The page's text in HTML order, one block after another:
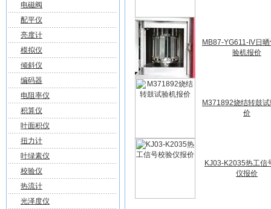
电磁阀
配平仪
亮度计
模拟仪
倾斜仪
编码器
电阻率仪
积算仪
叶面积仪
扭力计
叶绿素仪
校验仪
热流计
光泽度仪
MB87-YG611-IV日
验机报价
M371892烧结转鼓
价
KJ03-K2035热工信
仪报价